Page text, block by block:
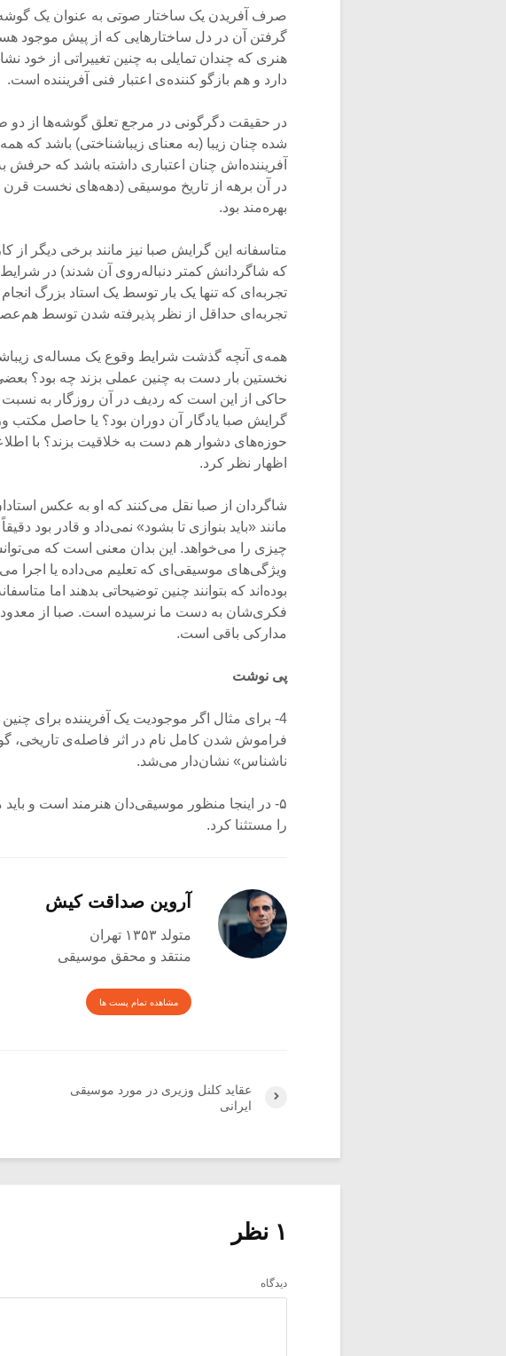
صرف آفریدن یک ساختار صوتی به عنوان یک گوشه
گرفتن آن در دل ساختارهایی که از پیش موجود
هنری که چندان تمایلی به چنین تغییراتی از خود
دارد و هم بازگو کننده‌ی اعتبار فنی آفریننده است.
در حقیقت دگرگونی در مرجع تعلق گوشه‌ها از دو
شده چنان زیبا (به معنای زیباشناختی) باشد که
آفریننده‌اش چنان اعتباری داشته باشد که
در آن برهه از تاریخ موسیقی (دهه‌های نخست قرن
بهره‌مند بود.
متاسفانه این گرایش صبا نیز مانند برخی دیگر
که شاگردانش کمتر دنباله‌روی آن شدند) در شرایط
تجربه‌ای که تنها یک بار توسط یک استاد بزرگ
تجربه‌ای حداقل از نظر پذیرفته شدن توسط
همه‌ی آنچه گذشت شرایط وقوع یک مساله‌ی
نخستین بار دست به چنین عملی بزند چه بود؟
حاکی از این است که ردیف در آن روزگار به
گرایش صبا یادگار آن دوران بود؟ یا حاصل مکتب
حوزه‌های دشوار هم دست به خلاقیت بزند؟ با
اظهار نظر کرد.
شاگردان از صبا نقل می‌کنند که او به عکس
مانند «باید بنوازی تا بشود» نمی‌داد و قادر
چیزی را می‌خواهد. این بدان معنی است که
بوده‌اند که بتوانند چنین توضیحاتی بدهند اما
فکری‌شان به دست ما نرسیده است. صبا از معدود
مدارکی باقی است.
پی نوشت
4- برای مثال اگر موجودیت یک آفریننده برای
فراموش شدن کامل نام در اثر فاصله‌ی تاریخی،
ناشناس» نشان‌دار می‌شد.
۵- در اینجا منظور موسیقی‌دان هنرمند است و
را مستثنا کرد.
آروین صداقت کیش
متولد ۱۳۵۳ تهران
منتقد و محقق موسیقی
مشاهده تمام پست ها
عقاید کلنل وزیری در مورد موسیقی
ایرانی
۱ نظر
دیدگاه